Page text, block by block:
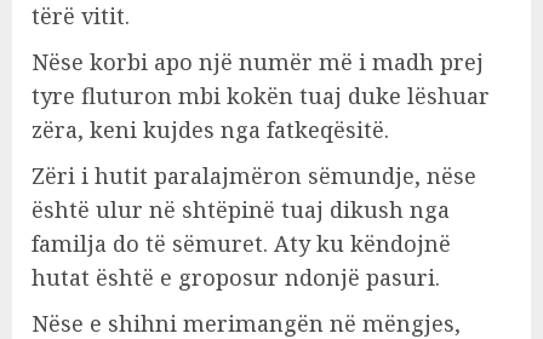
tërë vitit.
Nëse korbi apo një numër më i madh prej
tyre fluturon mbi kokën tuaj duke lëshuar
zëra, keni kujdes nga fatkeqësitë.
Zëri i hutit paralajmëron sëmundje, nëse
është ulur në shtëpinë tuaj dikush nga
familja do të sëmuret. Aty ku këndojnë
hutat është e groposur ndonjë pasuri.
Nëse e shihni merimangën në mëngjes,